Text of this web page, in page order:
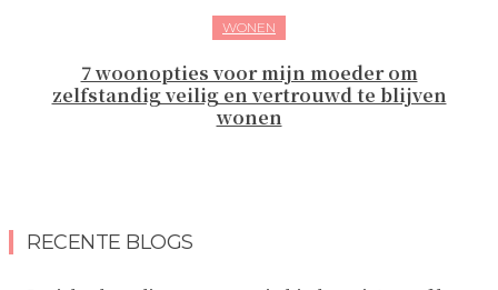
WONEN
7 woonopties voor mijn moeder om
zelfstandig veilig en vertrouwd te blijven
wonen
RECENTE BLOGS